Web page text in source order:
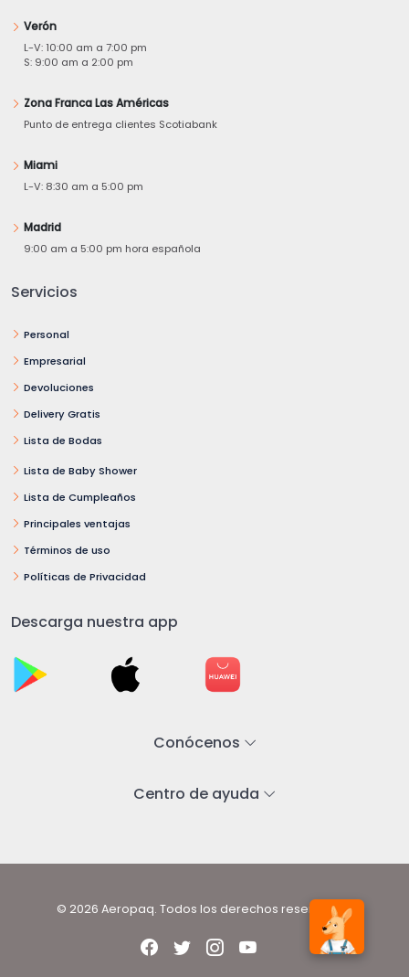
Verón
L-V: 10:00 am a 7:00 pm
S: 9:00 am a 2:00 pm
Zona Franca Las Américas
Punto de entrega clientes Scotiabank
Miami
L-V: 8:30 am a 5:00 pm
Madrid
9:00 am a 5:00 pm hora española
Servicios
Personal
Empresarial
Devoluciones
Delivery Gratis
Lista de Bodas
Lista de Baby Shower
Lista de Cumpleaños
Principales ventajas
Términos de uso
Políticas de Privacidad
Descarga nuestra app
Conócenos
Centro de ayuda
© 2026 Aeropaq. Todos los derechos reservados.